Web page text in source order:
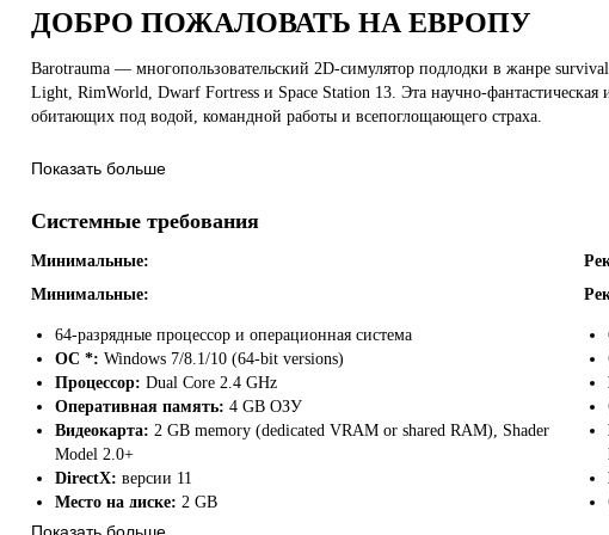
ДОБРО ПОЖАЛОВАТЬ НА ЕВРОПУ
Barotrauma — многопользовательский 2D-симулятор подлодки в жанре
Light, RimWorld, Dwarf Fortress и Space Station 13. Эта научно-
обитающих под водой, командной работы и всепоглощающего страха.
ЗАГЛЯНИТЕ В БЕЗДНУ
В не очень далеком будущем люди отправились на спутник Юпитера. Его
Показать больше
Системные требования
Минимальные:
Минимальные:
64-разрядные процессор и операционная система
ОС *: Windows 7/8.1/10 (64-bit versions)
Процессор: Dual Core 2.4 GHz
Оперативная память: 4 GB ОЗУ
Видеокарта: 2 GB memory (dedicated VRAM or shared RAM), Shader
Model 2.0+
DirectX: версии 11
Место на диске: 2 GB
Дополнительно:
Показать больше